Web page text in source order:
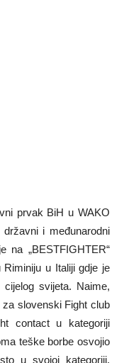
prvak BiH u WAKO
i međunarodni
na „BESTFIGHTER“
u Italiji gdje je
svijeta. Naime,
slovenski Fight club
contact u kategoriji
teške borbe osvojio
u svojoj kategoriji.